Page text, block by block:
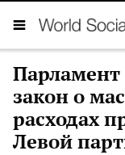
закон о
расходах
Левой